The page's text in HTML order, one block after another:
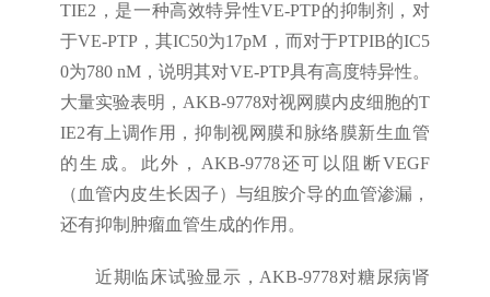
TIE2，是一种高效特异性VE-PTP的抑制剂，对
于VE-PTP，其IC50为17pM，而对于PTPIB的IC5
0为780 nM，说明其对VE-PTP具有高度特异性。
大量实验表明，AKB-9778对视网膜内皮细胞的T
IE2有上调作用，抑制视网膜和脉络膜新生血管
的生成。此外，AKB-9778还可以阻断VEGF
（血管内皮生长因子）与组胺介导的血管渗漏，
还有抑制肿瘤血管生成的作用。
近期临床试验显示，AKB-9778对糖尿病肾